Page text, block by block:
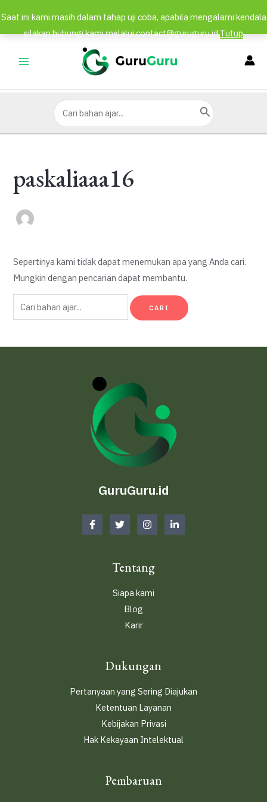
MENU
Search
for:
paskaliaaa16
Sepertinya kami tidak dapat menemukan apa yang Anda cari.
Mungkin dengan pencarian dapat membantu.
Cari
untuk:
GuruGuru.id
Tentang
Siapa kami
Blog
Karir
Dukungan
Pertanyaan yang Sering Diajukan
Ketentuan Layanan
Kebijakan Privasi
Hak Kekayaan Intelektual
Pembaruan
Saat ini kami masih dalam tahap uji coba, apabila mengalami kendala
silakan hubungi kami melalui contact@guruguru.idTutup